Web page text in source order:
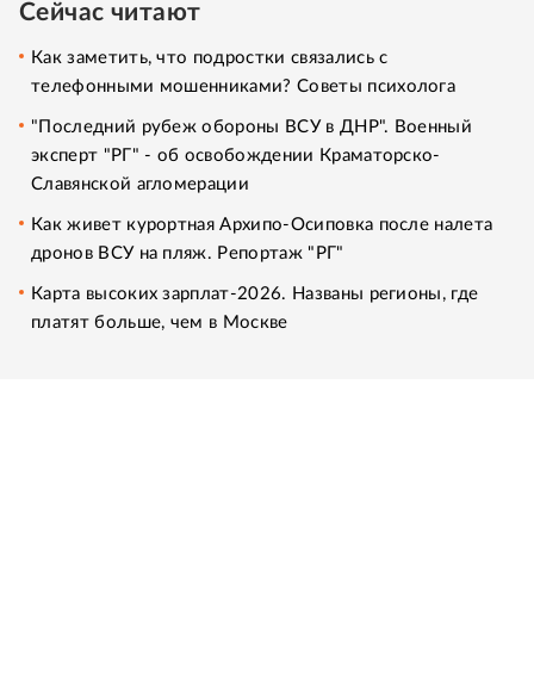
Сейчас читают
Как заметить, что подростки связались с
телефонными мошенниками? Советы психолога
"Последний рубеж обороны ВСУ в ДНР". Военный
эксперт "РГ" - об освобождении Краматорско-
Славянской агломерации
Как живет курортная Архипо-Осиповка после налета
дронов ВСУ на пляж. Репортаж "РГ"
Карта высоких зарплат-2026. Названы регионы, где
платят больше, чем в Москве